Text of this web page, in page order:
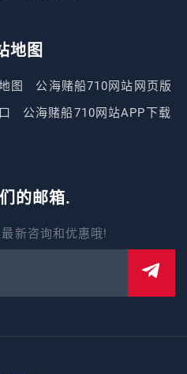
地图
图
公海赌船710网站网页版
公海赌船710网站APP下载
的邮箱.
新咨询和优惠哦!